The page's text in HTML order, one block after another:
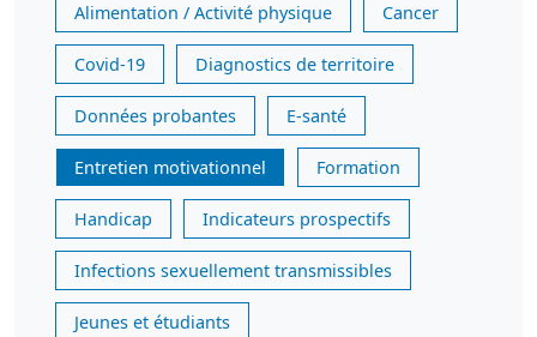
Alimentation / Activité physique Cancer
Covid-19 Diagnostics de territoire
Données probantes E-santé
Entretien motivationnel Formation
Handicap Indicateurs prospectifs
Infections sexuellement transmissibles
Jeunes et étudiants